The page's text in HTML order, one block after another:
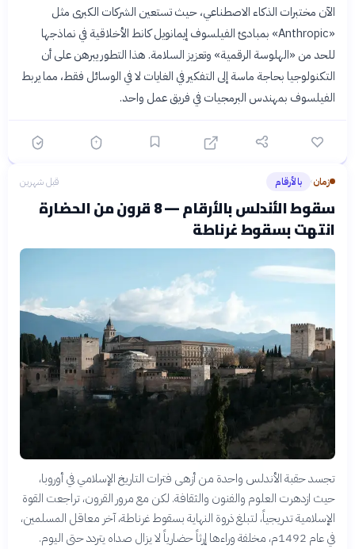
الآن مختبرات الذكاء الاصطناعي، حيث تستعين الشركات الكبرى مثل
«Anthropic» بمبادئ الفيلسوف إيمانويل كانط الأخلاقية في نماذجها
للحد من «الهلوسة الرقمية» وتعزيز السلامة. هذا التطور يبرهن على أن
التكنولوجيا بحاجة ماسة إلى التفكير في الغايات لا في الوسائل فقط، مما يربط
الفيلسوف بمهندس البرمجيات في فريق عمل واحد.
زمان› بالأرقام قبل شهرين
سقوط الأندلس بالأرقام — 8 قرون من الحضارة
انتهت بسقوط غرناطة
تجسد حقبة الأندلس واحدة من أزهى فترات التاريخ الإسلامي في أوروبا،
حيث ازدهرت العلوم والفنون والثقافة. لكن مع مرور القرون، تراجعت القوة
الإسلامية تدريجياً، لتبلغ ذروة النهاية بسقوط غرناطة، آخر معاقل المسلمين،
في عام 1492م، مخلفة وراءها إرثاً حضارياً لا يزال صداه يتردد حتى اليوم.